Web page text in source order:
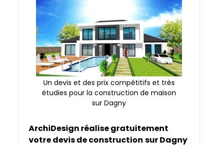
Un devis et des prix compétitifs et très
étudies pour la construction de maison
sur Dagny
ArchiDesign réalise gratuitement
votre devis de construction sur Dagny